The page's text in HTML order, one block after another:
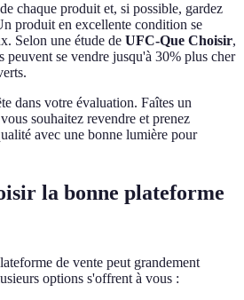
chaque produit et, si possible, gardez
produit en excellente condition se
Selon une étude de UFC-Que Choisir,
peuvent se vendre jusqu'à 30% plus cher
dans votre évaluation. Faîtes un
souhaitez revendre et prenez
avec une bonne lumière pour
la bonne plateforme
de vente peut grandement
options s'offrent à vous :